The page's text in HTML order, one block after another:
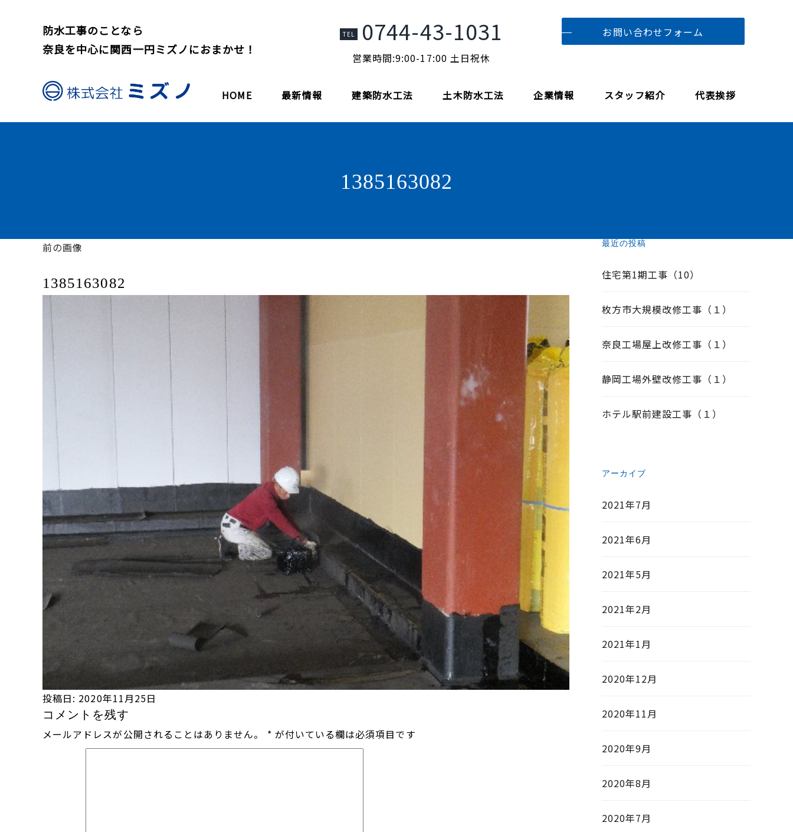
防水工事のことなら
奈良を中心に関西一円ミズノにおまかせ！
TEL 0744-43-1031
営業時間:9:00-17:00 土日祝休
お問い合わせフォーム
HOME 最新情報 建築防水工法 土木防水工法 企業情報 スタッフ紹介 代表挨拶
1385163082
前の画像
1385163082
投稿日: 2020年11月25日
コメントを残す
メールアドレスが公開されることはありません。 * が付いている欄は必須項目です
最近の投稿
住宅第1期工事（10）
枚方市大規模改修工事（１）
奈良工場屋上改修工事（１）
静岡工場外壁改修工事（１）
ホテル駅前建設工事（１）
アーカイブ
2021年7月
2021年6月
2021年5月
2021年2月
2021年1月
2020年12月
2020年11月
2020年9月
2020年8月
2020年7月